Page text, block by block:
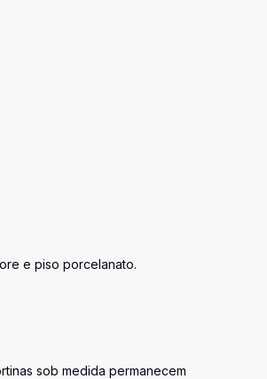
e piso porcelanato.
sob medida permanecem